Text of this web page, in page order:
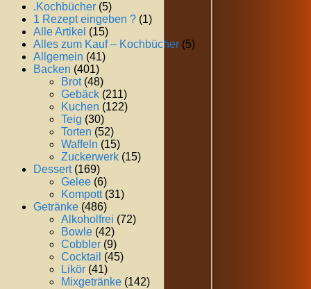
.Kochbücher (5)
1 Rezept eingeben ? (1)
Alle Artikel (15)
Alles zum Kauf – Kochbücher (5)
Allgemein (41)
Backen (401)
Brot(48)
Gebäck (211)
Kuchen (122)
Teig (30)
Torten (52)
Waffeln (15)
Zuckerwerk (15)
Dessert(169)
Gelee (6)
Kompott(31)
Getränke (486)
Alkoholfrei (72)
Bowle (42)
Cobbler (9)
Cocktail (45)
Likör (41)
Mixgetränke (142)